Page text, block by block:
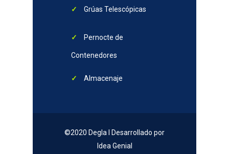
Grúas Telescópicas
Pernocte de
Contenedores
Almacenaje
©2020 Degla I Desarrollado por
Idea Genial